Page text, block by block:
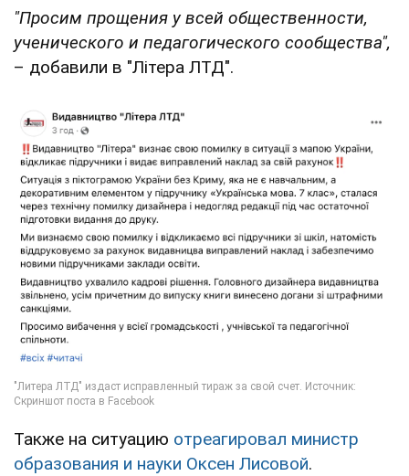
"Просим прощения у всей общественности,
ученического и педагогического сообщества",
– добавили в "Літера ЛТД".
Также на ситуацию отреагировал министр
образования и науки Оксен Лисовой.